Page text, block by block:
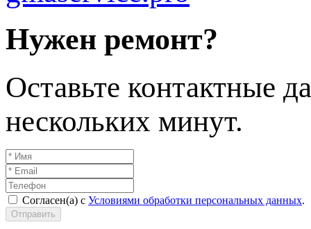
Нужен ремонт?
Оставьте контактные
нескольких минут.
Согласен(а) с Условиями обработки персональных данных.
Отправить